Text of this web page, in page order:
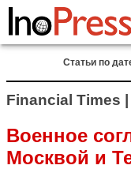
Статьи по
Financial Times |
Военное
Москвой и